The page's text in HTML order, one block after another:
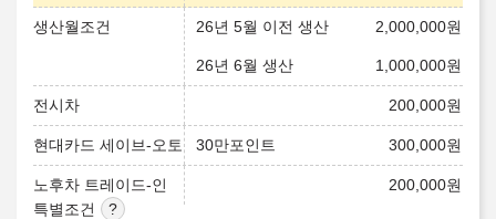
생산월조건 26년 5월 이전 생산 2,000,000원
26년 6월 생산 1,000,000원
전시차 200,000원
현대카드 세이브-오토 30만포인트 300,000원
노후차 트레이드-인
특별조건
200,000원